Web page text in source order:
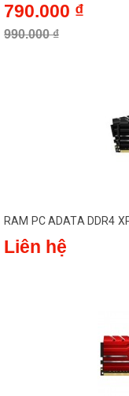
790.000 ₫
990.000 ₫
RAM PC ADATA DDR4
Liên hệ